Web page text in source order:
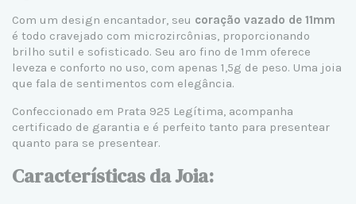
Com um design encantador, seu coração vazado de 11mm
é todo cravejado com microzircônias, proporcionando
brilho sutil e sofisticado. Seu aro fino de 1mm oferece
leveza e conforto no uso, com apenas 1,5g de peso. Uma joia
que fala de sentimentos com elegância.
Confeccionado em Prata 925 Legítima, acompanha
certificado de garantia e é perfeito tanto para presentear
quanto para se presentear.
Características da Joia: